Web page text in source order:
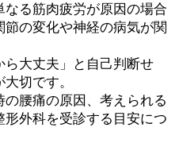
る筋肉疲労が原因の場合
の変化や神経の病気が関
大丈夫」と自己判断せ
切です。
腰痛の原因、考えられる
外科を受診する目安につ